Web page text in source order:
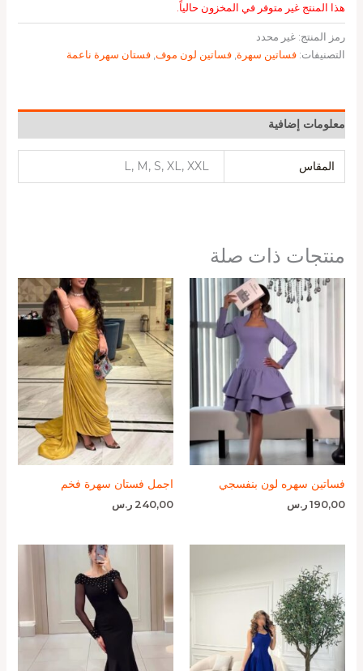
هذا المنتج غير متوفر في المخزون حالياً.
رمز المنتج: غير محدد
التصنيفات: فساتين سهرة, فساتين لون موف, فستان سهرة ناعمة
معلومات إضافية
المقاس L, M, S, XL, XXL
منتجات ذات صلة
فساتين سهره لون بنفسجي
190,00 ر.س
اجمل فستان سهرة فخم
240,00 ر.س